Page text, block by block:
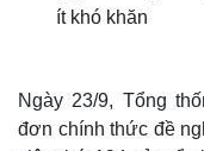
ít khó khăn
Ngày 23/9, Tổng
đơn chính thức đề